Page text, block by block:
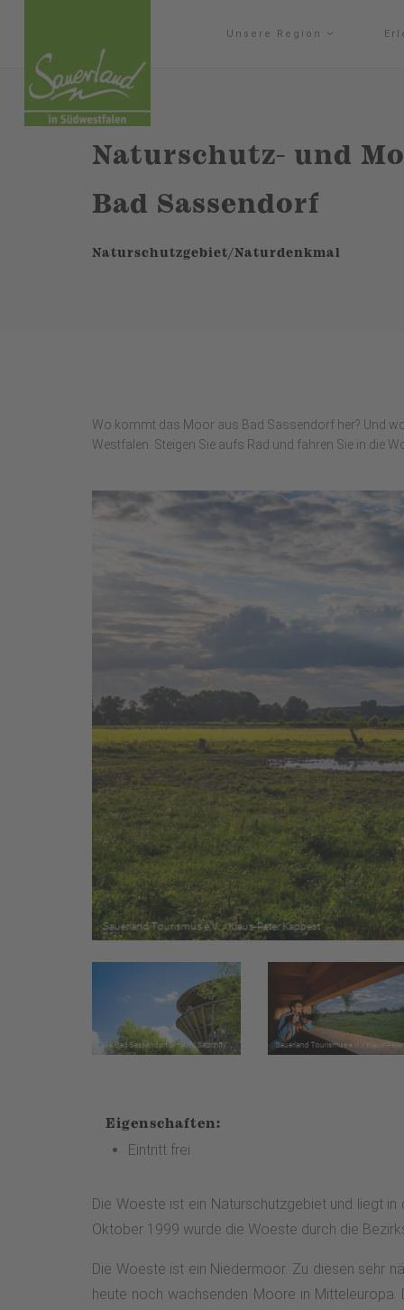
Unsere Region
Naturschutz- und
Bad Sassendorf
Naturschutzgebiet/Naturdenkmal
Wo kommt das Moor aus Bad Sassendorf her? Und
Westfalen. Steigen Sie aufs Rad und fahren Sie in die
Eigenschaften:
Eintritt frei
Die Woeste ist ein Naturschutzgebiet und liegt
Oktober 1999 wurde die Woeste durch die
Die Woeste ist ein Niedermoor. Zu diesen sehr
heute noch wachsenden Moore in